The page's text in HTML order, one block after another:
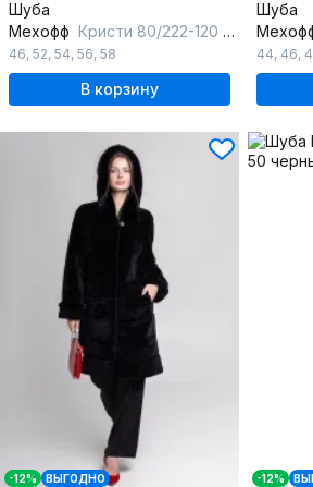
Шуба
Мехофф Кристи 80/222-120 темно-коричневый
46, 52, 54, 56, 58
В корзину
Шуба
44, 46,
-12% ВЫГОДНО -12%